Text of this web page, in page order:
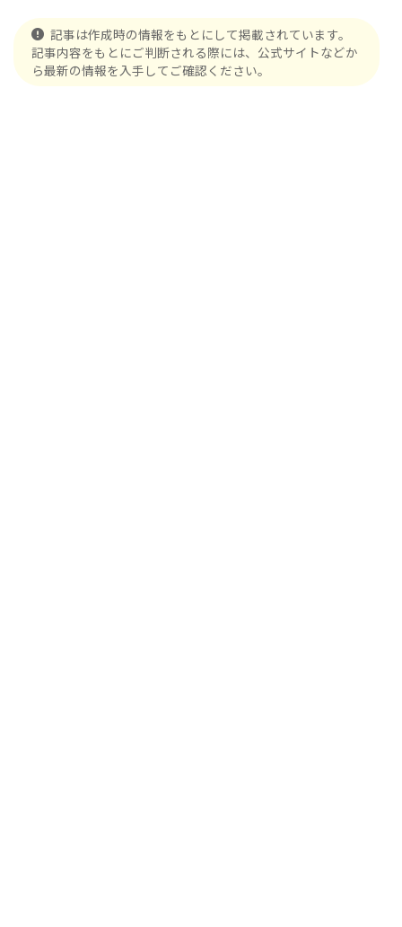
記事は作成時の情報をもとにして掲載されています。
記事内容をもとにご判断される際には、公式サイトなどか
ら最新の情報を入手してご確認ください。